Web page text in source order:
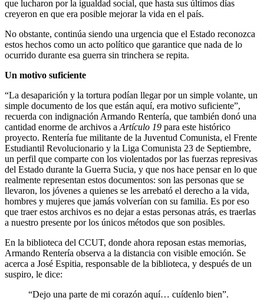
que lucharon por la igualdad social, que hasta sus últimos días
creyeron en que era posible mejorar la vida en el país.
No obstante, continúa siendo una urgencia que el Estado reconozca
estos hechos como un acto político que garantice que nada de lo
ocurrido durante esa guerra sin trinchera se repita.
Un motivo suficiente
“La desaparición y la tortura podían llegar por un simple volante, un
simple documento de los que están aquí, era motivo suficiente”,
recuerda con indignación Armando Rentería, que también donó una
cantidad enorme de archivos a Artículo 19 para este histórico
proyecto. Rentería fue militante de la Juventud Comunista, el Frente
Estudiantil Revolucionario y la Liga Comunista 23 de Septiembre,
un perfil que comparte con los violentados por las fuerzas represivas
del Estado durante la Guerra Sucia, y que nos hace pensar en lo que
realmente representan estos documentos: son las personas que se
llevaron, los jóvenes a quienes se les arrebató el derecho a la vida,
hombres y mujeres que jamás volverían con su familia. Es por eso
que traer estos archivos es no dejar a estas personas atrás, es traerlas
a nuestro presente por los únicos métodos que son posibles.
En la biblioteca del CCUT, donde ahora reposan estas memorias,
Armando Rentería observa a la distancia con visible emoción. Se
acerca a José Espitia, responsable de la biblioteca, y después de un
suspiro, le dice:
“Dejo una parte de mi corazón aquí… cuídenlo bien”.